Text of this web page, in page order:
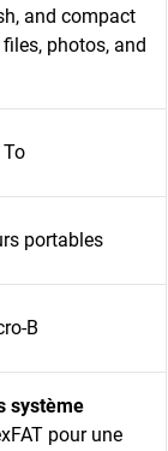
and compact
photos, and
portables
B
système
pour une